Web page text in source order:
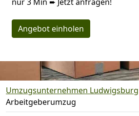
Angebot einholen
Umzugsunternehmen Ludwigsburg
Arbeitgeberumzug